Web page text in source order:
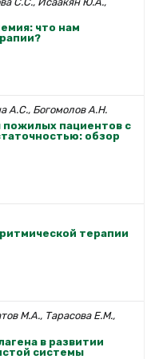
что нам
А.С., Богомолов А.Н.
пациентов с
обзор
терапии
М.А., Тарасова Е.М.,
в развитии
системы